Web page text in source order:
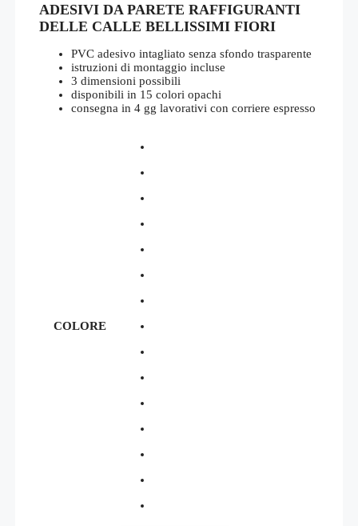
prezzo:
da
€37,00
a
€55,00
ADESIVI DA PARETE RAFFIGURANTI
DELLE CALLE BELLISSIMI FIORI
PVC adesivo intagliato senza sfondo trasparente
istruzioni di montaggio incluse
3 dimensioni possibili
disponibili in 15 colori opachi
consegna in 4 gg lavorativi con corriere espresso
COLORE